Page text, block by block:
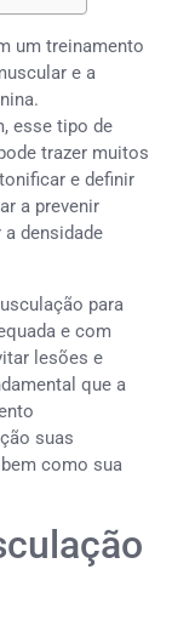
um treinamento
e a
esse tipo de
trazer muitos
e definir
a prevenir
densidade
para
e com
lesões e
que a
suas
como sua